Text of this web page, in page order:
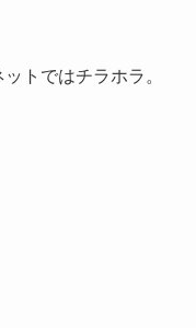
トではチラホラ。